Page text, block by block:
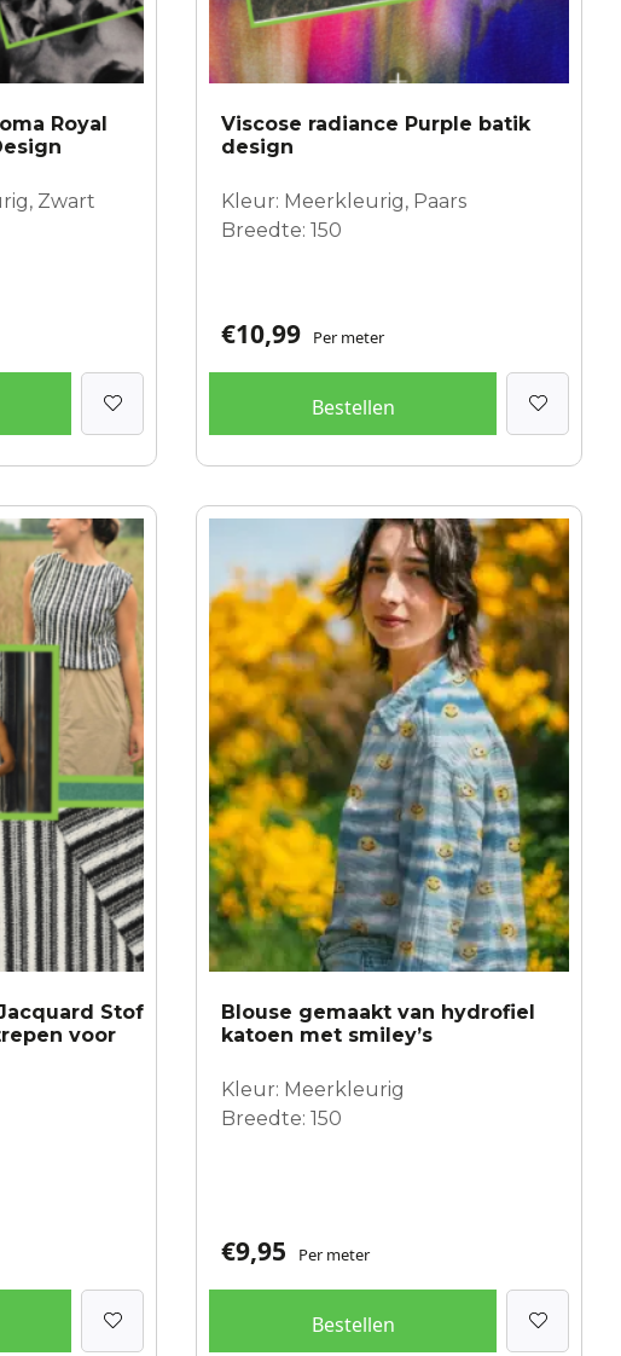
Royal
Zwart
Viscose radiance Purple batik
design
Kleur: Meerkleurig, Paars
Breedte: 150
€10,99 Per meter
Bestellen
Stof
voor
Blouse gemaakt van hydrofiel
katoen met smiley’s
Kleur: Meerkleurig
Breedte: 150
€9,95 Per meter
Bestellen